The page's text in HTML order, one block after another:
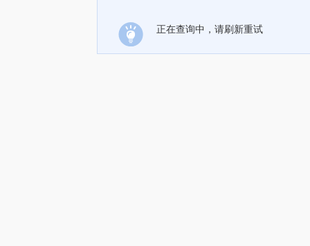
正在查询中，请刷新重试